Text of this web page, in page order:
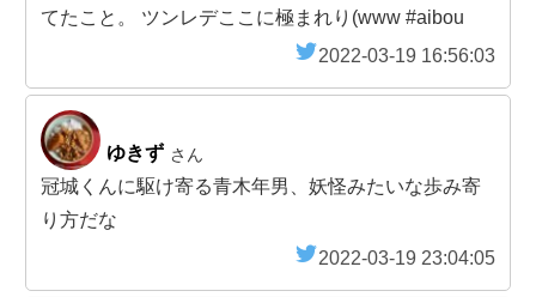
てたこと。 ツンレデここに極まれり(www #aibou
2022-03-19 16:56:03
ゆきず さん
冠城くんに駆け寄る青木年男、妖怪みたいな歩み寄
り方だな
2022-03-19 23:04:05